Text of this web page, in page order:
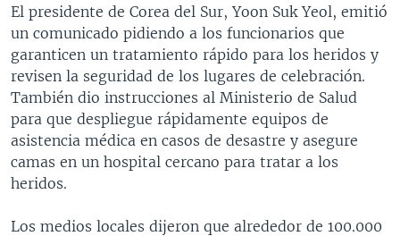
El presidente de Corea del Sur, Yoon Suk Yeol, emitió
un comunicado pidiendo a los funcionarios que
garanticen un tratamiento rápido para los heridos y
revisen la seguridad de los lugares de celebración.
También dio instrucciones al Ministerio de Salud
para que despliegue rápidamente equipos de
asistencia médica en casos de desastre y asegure
camas en un hospital cercano para tratar a los
heridos.
Los medios locales dijeron que alrededor de 100.000